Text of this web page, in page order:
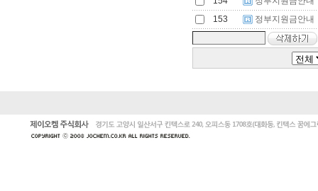
153
정부지원금안내